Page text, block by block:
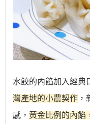
水餃的內餡加入經典
灣產地的小農契作
感， 黃金比例的內餡